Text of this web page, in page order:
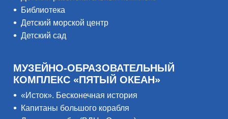
Библиотека
Детский морской центр
Детский сад
МУЗЕЙНО-ОБРАЗОВАТЕЛЬНЫЙ
КОМПЛЕКС «ПЯТЫЙ ОКЕАН»
«Исток». Бесконечная история
Капитаны большого корабля